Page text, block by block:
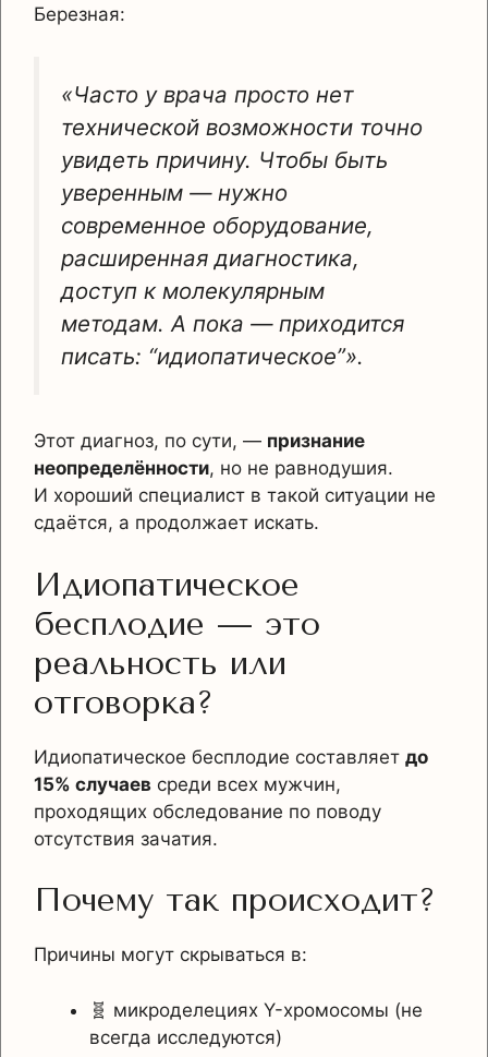
Березная:
«Часто у врача просто нет
технической возможности точно
увидеть причину. Чтобы быть
уверенным — нужно
современное оборудование,
расширенная диагностика,
доступ к молекулярным
методам. А пока — приходится
писать: “идиопатическое”».
Этот диагноз, по сути, — признание
неопределённости, но не равнодушия.
И хороший специалист в такой ситуации не
сдаётся, а продолжает искать.
Идиопатическое
бесплодие — это
реальность или
отговорка?
Идиопатическое бесплодие составляет до
15% случаев среди всех мужчин,
проходящих обследование по поводу
отсутствия зачатия.
Почему так происходит?
Причины могут скрываться в:
🧬 микроделециях Y-хромосомы (не
всегда исследуются)